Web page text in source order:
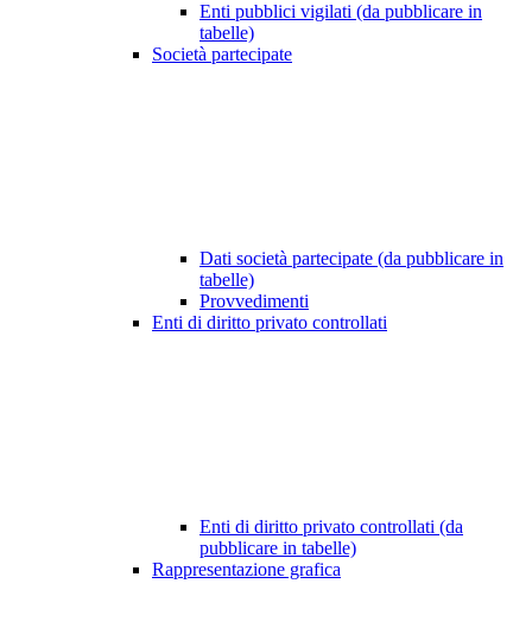
Enti pubblici vigilati (da pubblicare in
tabelle)
Società partecipate
Dati società partecipate (da pubblicare in
tabelle)
Provvedimenti
Enti di diritto privato controllati
Enti di diritto privato controllati (da
pubblicare in tabelle)
Rappresentazione grafica